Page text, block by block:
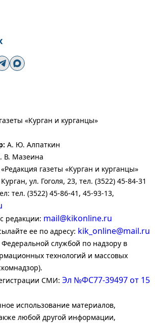
«Курган и курганцы»
А. Ю. Алпаткин
В. Мазеина
газеты «Курган и курганцы»
ул. Гоголя, 23, тел. (3522) 45-84-31
тел. (3522) 45-86-41, 45-93-13,
редакции: mail@kikonline.ru
ее по адресу: kik_online@mail.ru
службой по надзору в
технологий и массовых
СМИ: Эл №ФС77-39497 от 15
использование материалов,
любой другой информации,